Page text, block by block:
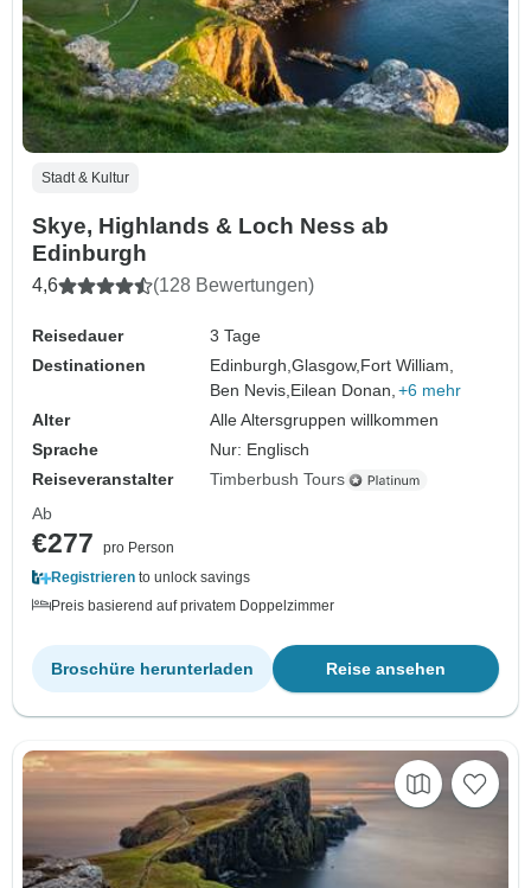
Stadt & Kultur
Skye, Highlands & Loch Ness ab
Edinburgh
4,6 (128 Bewertungen)
Reisedauer
3 Tage
Destinationen
Edinburgh,Glasgow,Fort William,
Ben Nevis,Eilean Donan, +6 mehr
Alter
Alle Altersgruppen willkommen
Sprache
Nur: Englisch
Reiseveranstalter
Timberbush Tours
Ab
€277
pro Person
Registrieren to unlock savings
Preis basierend auf privatem Doppelzimmer
Reise ansehen
Broschüre herunterladen